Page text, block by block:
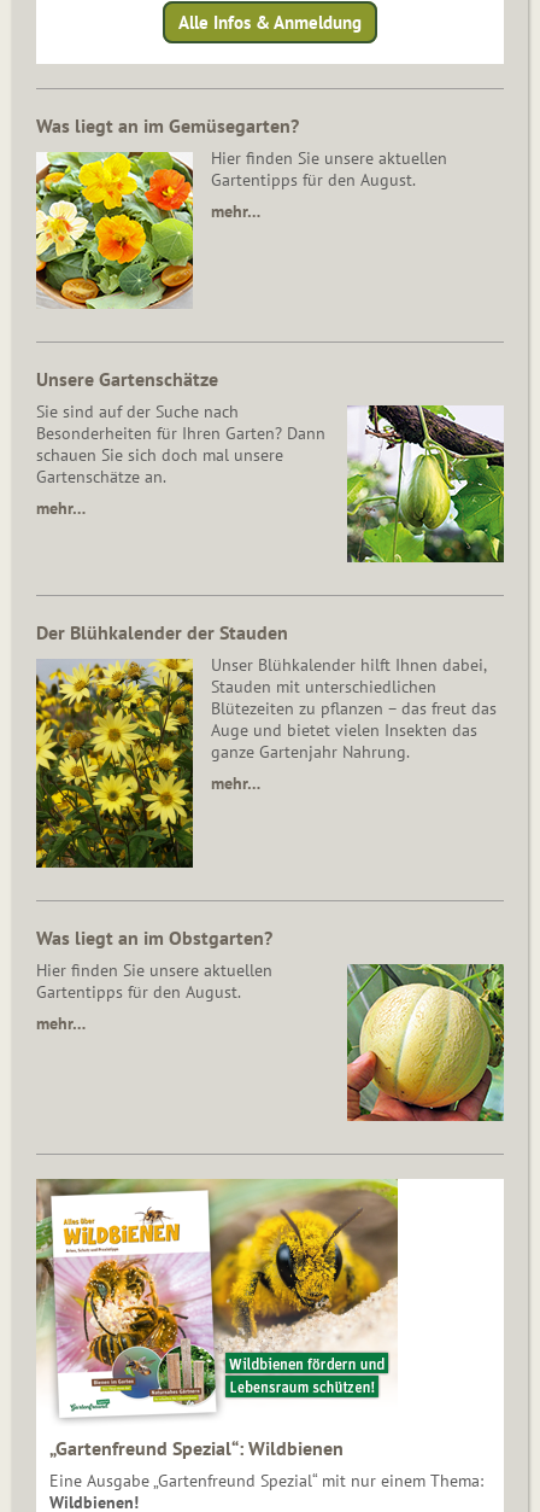
Alle Infos & Anmeldung
Was liegt an im Gemüsegarten?
Hier finden Sie unsere aktuellen
Gartentipps für den August.
mehr…
Unsere Gartenschätze
Sie sind auf der Suche nach
Besonderheiten für Ihren Garten? Dann
schauen Sie sich doch mal unsere
Gartenschätze an.
mehr…
Der Blühkalender der Stauden
Unser Blühkalender hilft Ihnen dabei,
Stauden mit unterschiedlichen
Blütezeiten zu pflanzen – das freut das
Auge und bietet vielen Insekten das
ganze Gartenjahr Nahrung.
mehr…
Was liegt an im Obstgarten?
Hier finden Sie unsere aktuellen
Gartentipps für den August.
mehr…
„Gartenfreund Spezial“: Wildbienen
Eine Ausgabe „Gartenfreund Spezial“ mit nur einem Thema:
Wildbienen!